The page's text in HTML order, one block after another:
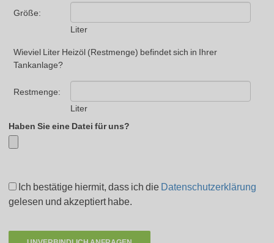
Größe:
Liter
Wieviel Liter Heizöl (Restmenge) befindet sich in Ihrer
Tankanlage?
Restmenge:
Liter
Haben Sie eine Datei für uns?
Ich bestätige hiermit, dass ich die Datenschutzerklärung
gelesen und akzeptiert habe.